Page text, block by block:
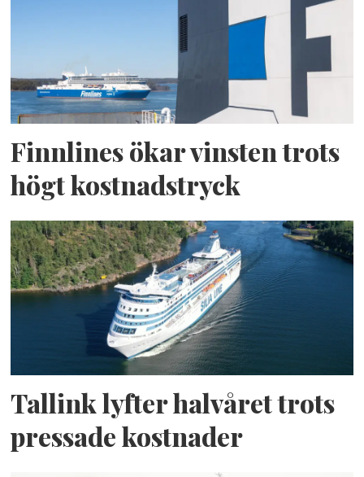
Finnlines ökar vinsten trots
högt kostnadstryck
Tallink lyfter halvåret trots
pressade kostnader